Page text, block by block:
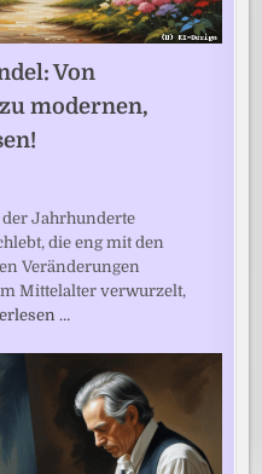
Von
modernen,
Jahrhunderte
die eng mit den
Veränderungen
Mittelalter verwurzelt,
…